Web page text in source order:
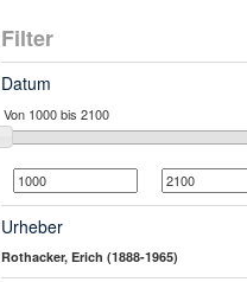
Filter
Datum
Urheber
Rothacker, Erich (1888-1965)